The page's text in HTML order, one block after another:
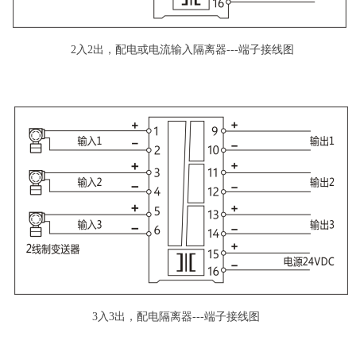
3入3出，配电隔离器---端子接线图
2入2出，配电或电流输入隔离器---端子接线图